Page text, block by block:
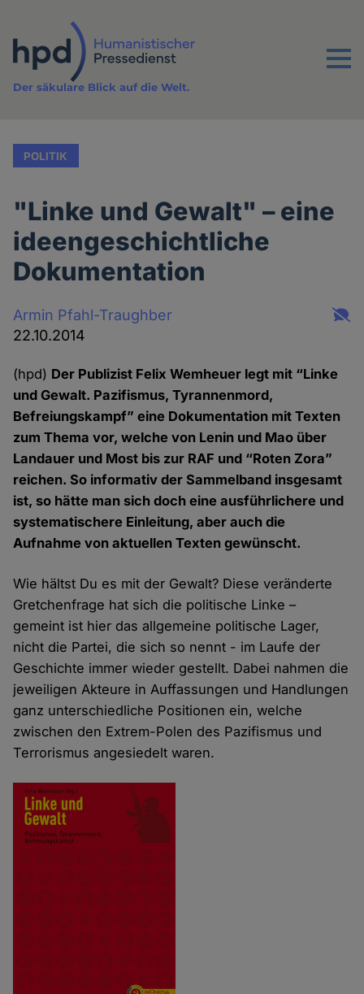
Inhalt
Menu
Der säkulare Blick auf die Welt.
POLITIK
"Linke und Gewalt" – eine
ideengeschichtliche
Dokumentation
Armin Pfahl-Traughber
22.10.2014
(hpd) Der Publizist Felix Wemheuer legt mit “Linke
und Gewalt. Pazifismus, Tyrannenmord,
Befreiungskampf” eine Dokumentation mit Texten
zum Thema vor, welche von Lenin und Mao über
Landauer und Most bis zur RAF und “Roten Zora”
reichen. So informativ der Sammelband insgesamt
ist, so hätte man sich doch eine ausführlichere und
systematischere Einleitung, aber auch die
Aufnahme von aktuellen Texten gewünscht.
Wie hältst Du es mit der Gewalt? Diese veränderte
Gretchenfrage hat sich die politische Linke –
gemeint ist hier das allgemeine politische Lager,
nicht die Partei, die sich so nennt - im Laufe der
Geschichte immer wieder gestellt. Dabei nahmen die
jeweiligen Akteure in Auffassungen und Handlungen
ganz unterschiedliche Positionen ein, welche
zwischen den Extrem-Polen des Pazifismus und
Terrorismus angesiedelt waren.